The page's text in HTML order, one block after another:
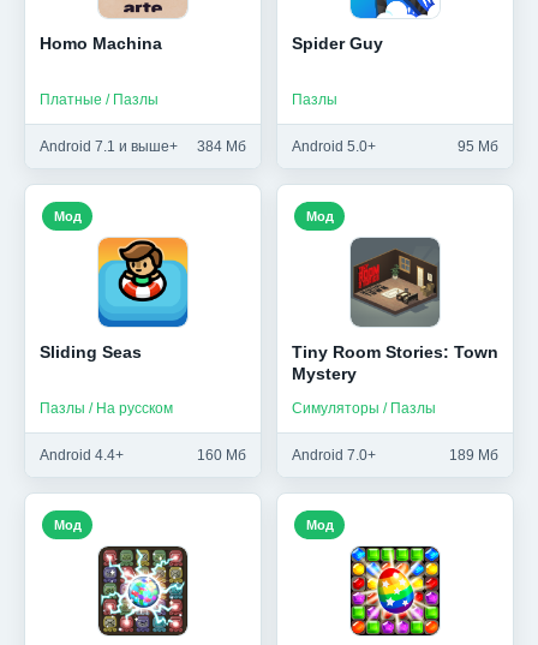
Homo Machina
Платные / Пазлы
Android 7.1 и выше+ 384 Мб
Spider Guy
Пазлы
Android 5.0+ 95 Мб
Sliding Seas
Пазлы / На русском
Android 4.4+ 160 Мб
Мод
Tiny Room Stories: Town
Mystery
Симуляторы / Пазлы
Android 7.0+ 189 Мб
Мод
Мод Мод